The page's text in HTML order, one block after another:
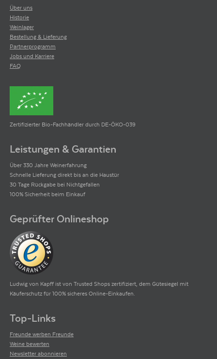
Über uns
Historie
Weinlager
Bestellung & Lieferung
Partnerprogramm
Jobs und Karriere
FAQ
Zertifizierter Bio-Fachhändler durch DE-ÖKO-039
Leistungen & Garantien
Über 330 Jahre Weinerfahrung
Schnelle Lieferung direkt bis an die Haustür
30 Tage Rückgabe bei Nichtgefallen
100% Sicherheit beim Einkauf
Geprüfter Onlineshop
Ludwig von Kapff ist von Trusted Shops zertifiziert, dem Gütesiegel mit
Käuferschutz für 100% sicheres Online-Einkaufen.
Top-Links
Freunde werben Freunde
Weine bewerten
Newsletter abonnieren